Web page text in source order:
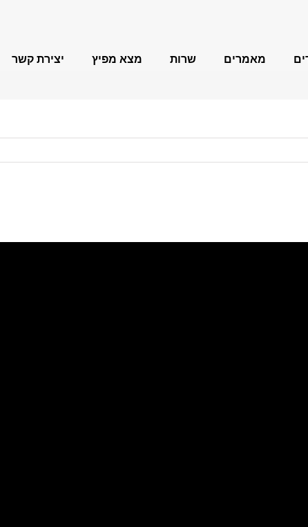
FEIN MultiMaster
מאמרים שרות מצא מפיץ יצירת קשר